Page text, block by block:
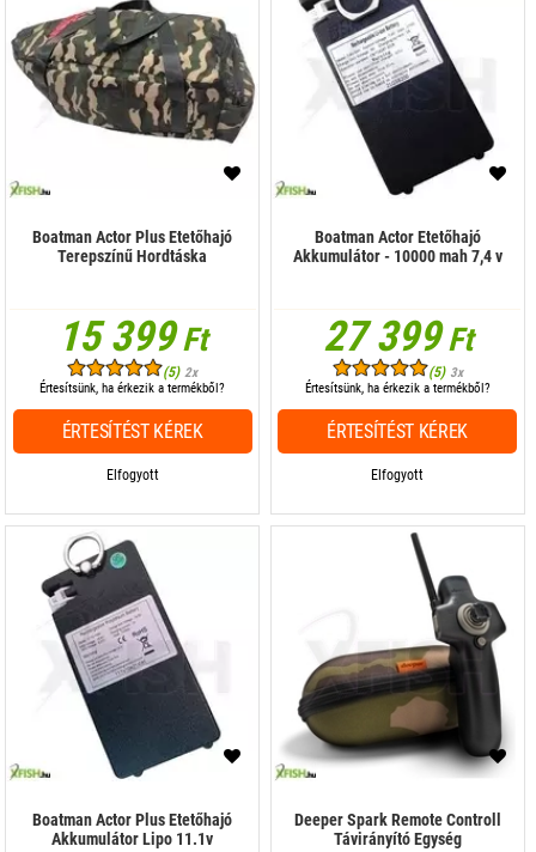
Boatman Actor Plus Etetőhajó
Terepszínű Hordtáska
15 399Ft
(5) 2x
Elfogyott
Értesítsünk, ha érkezik a termékből?
ÉRTESÍTÉST KÉREK
Boatman Actor Etetőhajó
Akkumulátor - 10000 mah 7,4 v
27 399Ft
(5) 3x
Elfogyott
Értesítsünk, ha érkezik a termékből?
ÉRTESÍTÉST KÉREK
Boatman Actor Plus Etetőhajó
Akkumulátor Lipo 11.1v
Deeper Spark Remote Controll
Távirányító Egység